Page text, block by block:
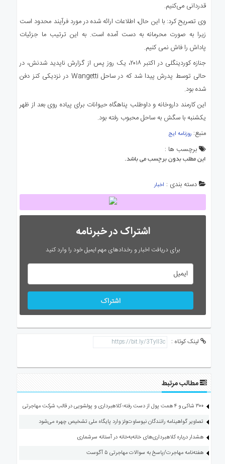
قدردانی می‌کنیم.
وی تصریح کرد: با این حال، اطلاعات ارائه شده در مورد فرآیند محدود است
زیرا به صورت محرمانه به دست آمده است. به این ترتیب ما جزئیات
پاداش را فاش نمی کنیم.
جنازه کوردینگلی در اکتبر ۲۰۱۸، یک روز پس از گزارش ناپدید شدنش، در
حالی توسط پدرش پیدا شد که در ساحل Wangetti در نزدیکی کنز دفن
شده بود.
این کارمند داروخانه و داوطلب پناهگاه حیوانات برای پیاده روی بعد از ظهر
یکشنبه با سگش به ساحل محبوب رفته بود.
منبع: روزنامه ایج
برچسب ها :
این مطلب بدون برچسب می باشد.
دسته بندی : اخبار
اشتراک در خبرنامه
برای دریافت اخبار و رخدادهای مهم ایمیل خود را وارد کنید
اشتراک
لینک کوتاه :
مطالب مرتبط
۳۰۰ شاکی و ۴ همت پول از دست رفته؛ کلاهبرداری و پولشویی در قالب شرکت مهاجرتی
تصاویر گواهینامه رانندگان نیوساوت‌ولز وارد پایگاه ملی تشخیص چهره می‌شود
هشدار درباره کلاهبرداری‌های خانه‌به‌خانه در آستانه سرشماری
هفته‌نامه مهاجرت/پاسخ به سوالات مهاجرتی ۵ آگوست